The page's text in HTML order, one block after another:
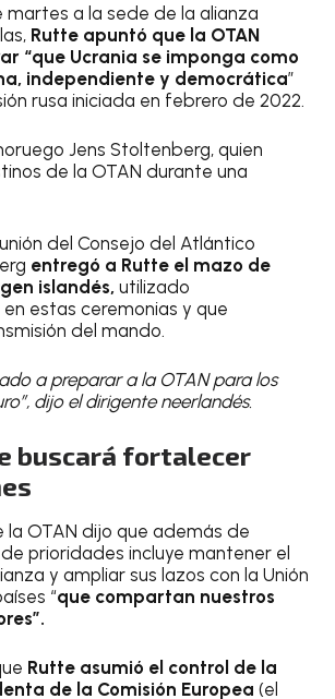
martes a la sede de la alianza
Rutte apuntó que la OTAN
“que Ucrania se imponga como
independiente y democrática”
rusa iniciada en febrero de 2022.
Jens Stoltenberg, quien
de la OTAN durante una
del Consejo del Atlántico
entregó a Rutte el mazo de
islandés, utilizado
estas ceremonias y que
del mando.
a preparar a la OTAN para los
dijo el dirigente neerlandés.
buscará fortalecer
la OTAN dijo que además de
de prioridades incluye mantener el
y ampliar sus lazos con la Unión
“que compartan nuestros
Rutte asumió el control de la
de la Comisión Europea (el